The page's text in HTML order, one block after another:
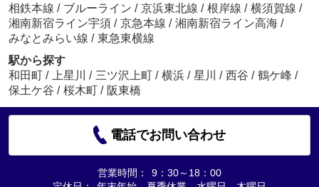
相鉄本線 / ブルーライン / 京浜東北線 / 根岸線 / 横須賀線 /
湘南新宿ライン宇須 / 京急本線 / 湘南新宿ライン高海 /
みなとみらい線 / 東急東横線
駅から探す
和田町 / 上星川 / 三ツ沢上町 / 横浜 / 星川 / 西谷 / 鶴ケ峰 /
保土ケ谷 / 桜木町 / 阪東橋
電話でお問い合わせ
営業時間：
9：30～18：00